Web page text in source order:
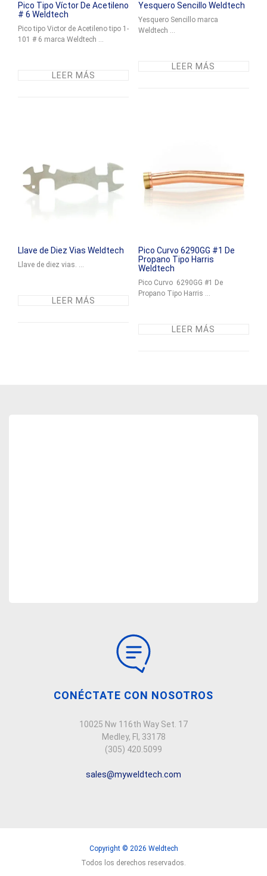
Pico Tipo Víctor De Acetileno
# 6 Weldtech
Pico tipo Victor de Acetileno tipo 1-
101 # 6 marca Weldtech ...
LEER MÁS
Yesquero Sencillo Weldtech
Yesquero Sencillo marca
Weldtech ...
LEER MÁS
Llave de Diez Vias Weldtech
Llave de diez vias. ...
LEER MÁS
Pico Curvo 6290GG #1 De
Propano Tipo Harris
Weldtech
Pico Curvo 6290GG #1 De
Propano Tipo Harris ...
LEER MÁS
CONÉCTATE CON NOSOTROS
10025 Nw 116th Way Set. 17
Medley, Fl, 33178
(305) 420.5099
sales@myweldtech.com
Copyright © 2026 Weldtech
Todos los derechos reservados.